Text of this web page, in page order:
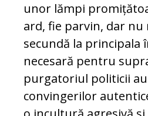
unor lămpi
ard, fie parvin, dar nu
secundă la principala
necesară pentru
purgatoriul politicii
convingerilor